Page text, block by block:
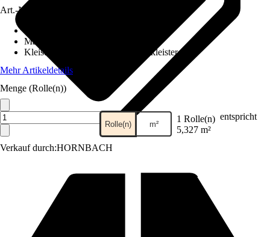
Verkauf durch:HORNBACH
Art.-Nr.
Maße (BxH)
Kleisterempfehlung
Vliestapetenkleister
Mehr Artikeldetails
Menge (Rolle(n))
Rolle(n) m² 1 Rolle(n) entspricht
5,327 m²